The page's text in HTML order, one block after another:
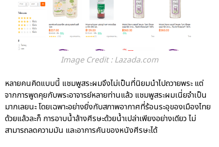
Image Credit : Lazada.com
หลายคนคิดแบบนี้ แชมพูสระผมจึงไม่เป็นที่นิยมนำไปถวายพระ แต่
จากการพูดคุยกับพระอาจารย์หลายท่านแล้ว แชมพูสระผมเนี่ยจำเป็น
มากเลยนะ โดยเฉพาะอย่างยิ่งกับสภาพอากาศที่ร้อนระอุของเมืองไทย
ด้วยแล้วละก็ การอาบน้ำล้างศีรษะด้วยน้ำเปล่าเพียงอย่างเดียว ไม่
สามารถลดความมัน และอาการคันของหนังศีรษะได้